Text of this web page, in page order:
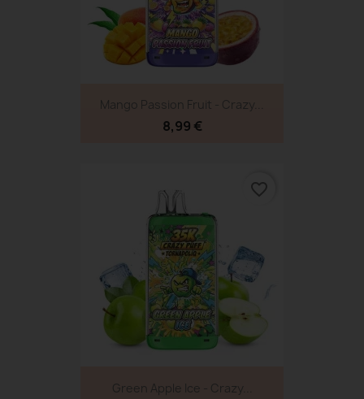
Mango Passion Fruit - Crazy...
8,99 €
Green Apple Ice - Crazy...
favorite_border